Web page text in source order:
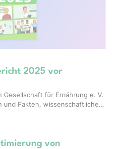
2025 vor
für Ernährung e. V.
und Fakten, wissenschaftliche…
von